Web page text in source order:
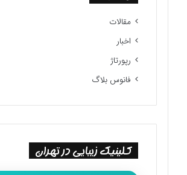
مقالات
اخبار
رپورتاژ
فانوس بلاگ
کلینیک زیبایی در تهران